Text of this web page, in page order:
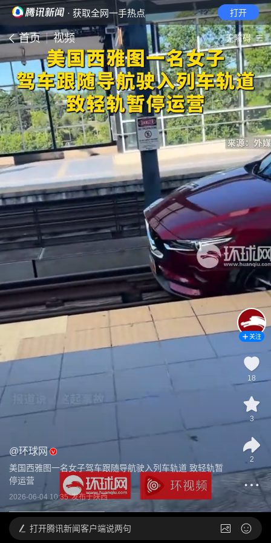
· 获取全网一手热点 打开
首页 视频 无障碍
@环球网
美国西雅图一名女子驾车跟随导航驶入列车轨道 致轻轨暂
停运营
2026-06-04 10:35 发布于陕西
关注
18
3
2
打开腾讯新闻客户端说两句